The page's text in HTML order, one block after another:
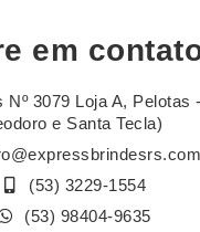
em
Nº 3079 Loja A, Pelotas
e Santa Tecla)
(53) 3229-1554
(53) 98404-9635